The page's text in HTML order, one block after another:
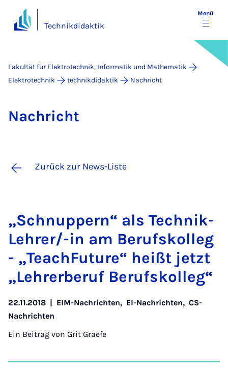
Technikdidaktik
Menü
Fakultät für Elektrotechnik, Informatik und Mathematik
Elektrotechnik
technikdidaktik Nachricht
Nach­richt
Zurück zur News-Liste
„Schnup­pern“ als Tech­nik-
Leh­rer/-in am Be­rufs­kol­leg
- „Te­ach­Fu­ture“ heißt jetzt
„Lehr­er­be­ruf Be­rufs­kol­leg“
22.11.2018 | EIM-Nachrichten, EI-Nachrichten, CS-
Nachrichten
Ein Beitrag von Grit Graefe